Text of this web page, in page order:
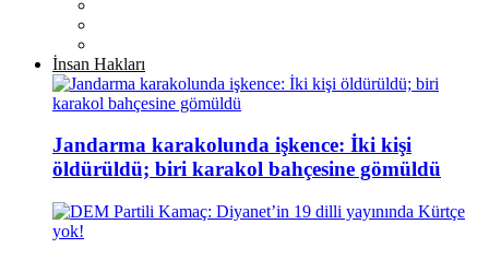
İnsan Hakları
Jandarma karakolunda işkence: İki kişi
öldürüldü; biri karakol bahçesine gömüldü